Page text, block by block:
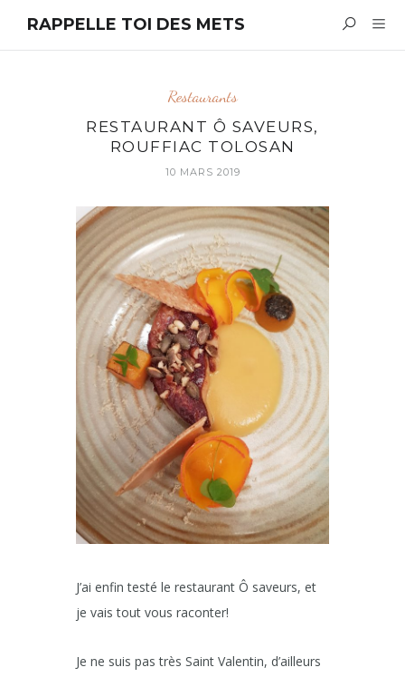
RAPPELLE TOI DES METS
Restaurants
RESTAURANT Ô SAVEURS,
ROUFFIAC TOLOSAN
10 MARS 2019
J’ai enfin testé le restaurant Ô saveurs, et
je vais tout vous raconter!
Je ne suis pas très Saint Valentin, d’ailleurs